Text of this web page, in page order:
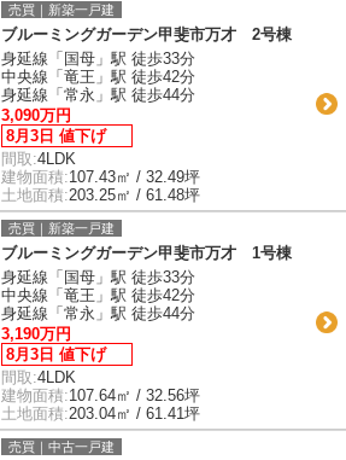
売買｜新築一戸建
ブルーミングガーデン甲斐市万才 2号棟
身延線「国母」駅 徒歩33分
中央線「竜王」駅 徒歩42分
身延線「常永」駅 徒歩44分
3,090万円
8月3日 値下げ
間取:4LDK
建物面積:107.43㎡ / 32.49坪
土地面積:203.25㎡ / 61.48坪
売買｜新築一戸建
ブルーミングガーデン甲斐市万才 1号棟
身延線「国母」駅 徒歩33分
中央線「竜王」駅 徒歩42分
身延線「常永」駅 徒歩44分
3,190万円
8月3日 値下げ
間取:4LDK
建物面積:107.64㎡ / 32.56坪
土地面積:203.04㎡ / 61.41坪
売買｜中古一戸建